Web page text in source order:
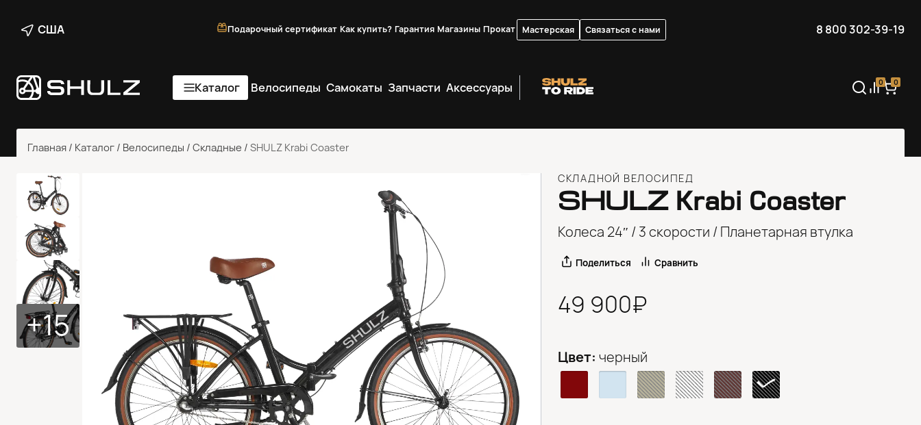
США Подарочный сертификат Как купить? Гарантия Магазины Прокат Мастерская Связаться с нами 8 800 302-39-19
Каталог Велосипеды Самокаты Запчасти Аксессуары 0 0
Главная / Каталог / Велосипеды / Складные / SHULZ Krabi Coaster
+15
СКЛАДНОЙ ВЕЛОСИПЕД
SHULZKrabi Coaster
Колеса 24″ / 3 скорости / Планетарная втулка
Поделиться Сравнить
49 900₽
Цвет: черный